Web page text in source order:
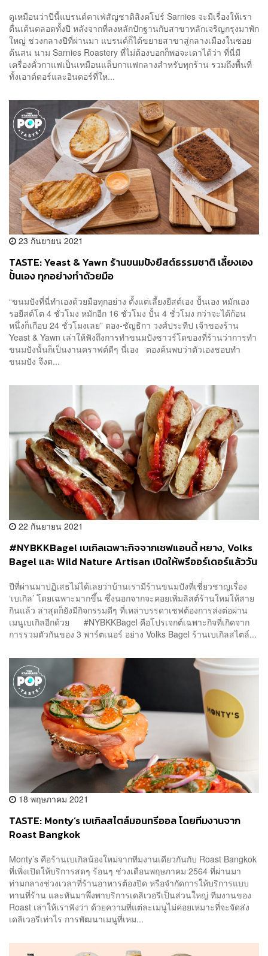
ดูเหมือนว่าปีนี้แบรนด์คาเฟ่สัญชาติสิงคโปร์ Sarnies จะมีเรื่องให้เรา
ตื่นเต้นตลอดทั้งปี หลังจากที่ลงหลักปักฐานกับสาขาหลักเจริญกรุงมาพัก
ใหญ่ ช่วงกลางปีที่ผ่านมา แบรนด์ก็ได้ขยายสาขาสู่กลางเมืองในซอย
ต้นสน นาม Sarnies Roastery ที่ไม่ต้องบอกก็พอจะเดาได้ว่า ที่นี่มี
เครื่องคั่วกาแฟเป็นเหมือนแล็บกาแฟกลางสำหรับทุกร้าน รวมถึงพื้นที่
ทั้งเอาต์ดอร์และอินดอร์ที่ให...
23 กันยายน 2021
TASTE: Yeast & Yawn ร้านขนมปังยีสต์ธรรมชาติ เลี้ยงเอง
ปั้นเอง ทุกอย่างทำด้วยมือ
“ขนมปังที่นี่ทำเองด้วยมือทุกอย่าง ตั้งแต่เลี้ยงยีสต์เอง ปั้นเอง หมักเอง
รอยีสต์โต 4 ชั่วโมง หมักอีก 16 ชั่วโมง ปั้น 4 ชั่วโมง กว่าจะได้ก้อน
หนึ่งก็เกือบ 24 ชั่วโมงเลย” ตอง-ชัญธิกา วงศ์ประทีป เจ้าของร้าน
Yeast & Yawn เล่าให้ฟังถึงการทำขนมปังซาวร์โดของที่ร้านว่าการทำ
ขนมปังนั้นก็เป็นงานคราฟต์ดีๆ นี่เอง ตองค้นพบว่าตัวเองชอบทำ
ขนมปัง จึงต...
22 กันยายน 2021
#NYBKKBagel เบเกิลเฉพาะกิจจากเชฟแอนดี้ หยาง, Volks
Bagel และ Wild Nature Artisan เปิดให้พรีออร์เดอร์แล้ววัน
ปีที่ผ่านมาปฏิเสธไม่ได้เลยว่าบ้านเรามีร้านขนมปังที่เชี่ยวชาญเรื่อง
‘เบเกิล’ โดยเฉพาะมากขึ้น ซึ่งนอกจากจะคอยเพิ่มลิสต์ร้านใหม่ให้สาย
กินแล้ว ล่าสุดก็ยังมีกิจกรรมดีๆ ที่เหล่าบรรดาเชฟต้องการส่งต่อผ่าน
เมนูเบเกิลอีกด้วย #NYBKKBagel คือโปรเจกต์เฉพาะกิจที่เกิดจาก
การรวมตัวกันของ 3 พาร์ตเนอร์ อย่าง Volks Bagel ร้านเบเกิลสไตล์...
18 พฤษภาคม 2021
TASTE: Monty’s เบเกิลสไตล์มอนทรีออล โดยทีมงานจาก
Roast Bangkok
Monty’s คือร้านเบเกิลน้องใหม่จากทีมงานเดียวกันกับ Roast Bangkok
ที่เพิ่งเปิดให้บริการสดๆ ร้อนๆ ช่วงเดือนพฤษภาคม 2564 ที่ผ่านมา
ท่ามกลางช่วงเวลาที่ร้านอาหารต้องปิด หรือจำกัดการให้บริการแบบ
ทานที่ร้าน และหันมาพึ่งพาบริการเดลิเวอรีเป็นส่วนใหญ่ ทีมงานของ
Roast เล่าให้เราฟังว่า ด้วยความที่แต่ละเมนูไม่ค่อยเหมาะที่จะจัดส่ง
เดลิเวอรีเท่าไร การพัฒนาเมนูที่เหม...